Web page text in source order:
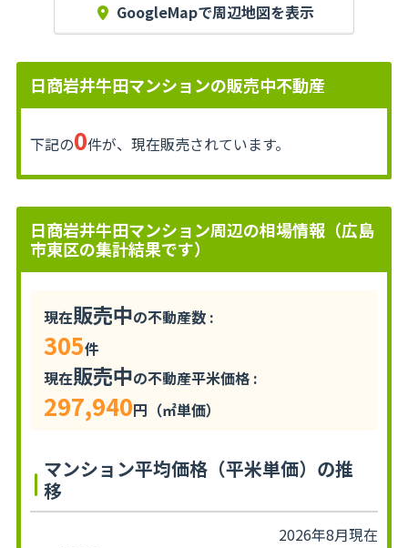
GoogleMapで周辺地図を表示
日商岩井牛田マンションの販売中不動産
下記の0件が、現在販売されています。
日商岩井牛田マンション周辺の相場情報（広島
市東区の集計結果です）
現在販売中の不動産数 :
305件
現在販売中の不動産平米価格 :
297,940円（㎡単価）
マンション平均価格（平米単価）の推
移
2026年8月現在